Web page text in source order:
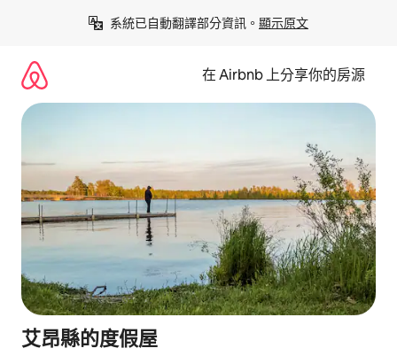
系統已自動翻譯部分資訊。 顯示原文
在 Airbnb 上分享你的房源
艾昂縣的度假屋